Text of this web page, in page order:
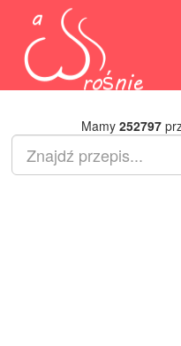
Mamy 252797